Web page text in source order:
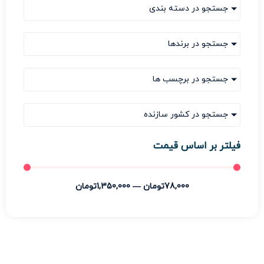
جستجو در دسته بندی
جستجو در برندها
جستجو در برچسب ها
جستجو در کشور سازنده
فیلتر بر اساس قیمت
78,000تومان —
1,350,000تومان